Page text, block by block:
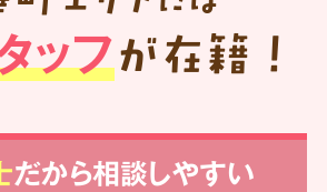
ッフが在籍！
だから相談しやすい